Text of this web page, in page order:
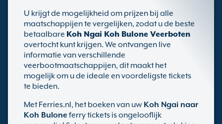
U krijgt de mogelijkheid om prijzen bij alle
maatschappijen te vergelijken, zodat u de beste
betaalbare Koh Ngai Koh Bulone Veerboten
overtocht kunt krijgen. We ontvangen live
informatie van verschillende
veerbootmaatschappijen, dit maakt het
mogelijk om u de ideale en voordeligste tickets
te bieden.
Met Ferries.nl, het boeken van uw Koh Ngai naar
Koh Bulone ferry tickets is ongelooflijk